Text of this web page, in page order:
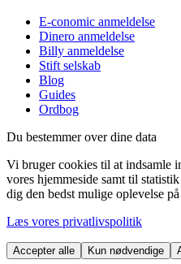
E-conomic anmeldelse
Dinero anmeldelse
Billy anmeldelse
Stift selskab
Blog
Guides
Ordbog
Du bestemmer over dine data
Vi bruger cookies til at indsamle
vores hjemmeside samt til
dig den bedst mulige oplevelse
Læs vores privatlivspolitik
Accepter alle Kun nødvendige